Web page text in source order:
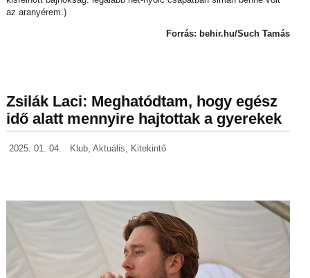
az aranyérem.)
Forrás: behir.hu/Such Tamás
Zsilák Laci: Meghatódtam, hogy egész
idő alatt mennyire hajtottak a gyerekek
2025. 01. 04. Klub, Aktuális, Kitekintő